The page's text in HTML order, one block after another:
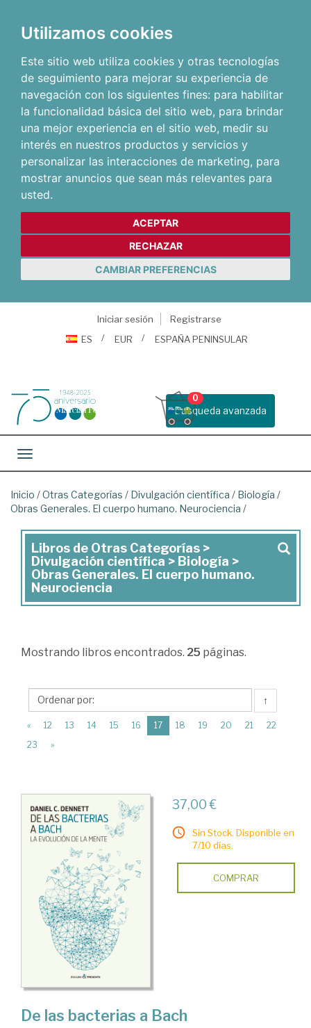
Utilizamos cookies
Este sitio web utiliza cookies y otras tecnologías
de seguimiento para mejorar su experiencia de
navegación con los siguientes fines: para habilitar
la funcionalidad básica del sitio web, para brindar
una mejor experiencia en el sitio web, medir su
interés en nuestros productos y servicios y
personalizar las interacciones de marketing, para
mostrar anuncios que sean más relevantes para
usted.
ACEPTAR
RECHAZAR
CAMBIAR PREFERENCIAS
Iniciar sesión
Registrarse
ES
EUR ESPAÑA PENINSULAR
Busqueda avanzada
0
Toggle navigation
Inicio /Otras Categorías / Divulgación científica / Biología /
Obras Generales. El cuerpo humano. Neurociencia /
Libros
de
Otras
Divulgación
científica
Biología
>
Generales.
El
cuerpo
humano.
Neurociencia
Libros de Otras Categorías >
Divulgación científica > Biología >
Obras Generales. El cuerpo humano.
Neurociencia
Mostrando libros encontrados. 25 páginas.
↑
« 12 13 14 15 16 17(current)
18 19 20 21
22
23
»
37,00 €
Sin Stock. Disponible en
7/10 días.
COMPRAR
De las bacterias a Bach